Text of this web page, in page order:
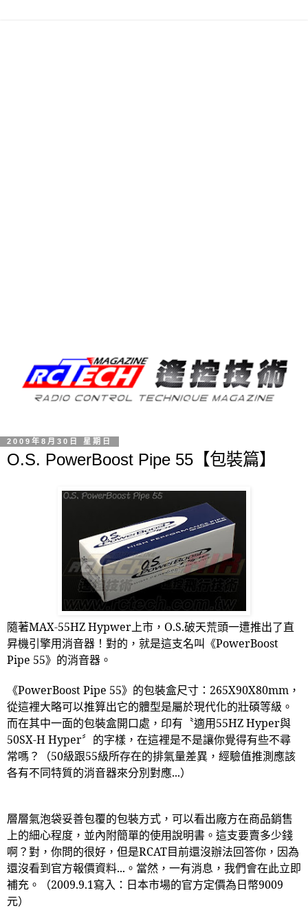
2009年8月30日 星期日
O.S. PowerBoost Pipe 55【包裝篇】
隨著MAX-55HZ Hypwer上市， O.S.破天荒頭一遭推出了直
昇機引擎用消音器！對的，就是這支名叫《PowerBoost
Pipe 55》的消音器。
《PowerBoost Pipe 55》的包裝盒尺寸： 265X90X80mm ，
從這裡大略可以推算出它的體型是屬於現代化的壯碩等級。
而在其中一面的包裝盒開口處，印有〝適用55HZ Hyper與
50SX-H Hyper〞的字樣，在這裡是不是讓你覺得有些不尋
常嗎？（50級跟55級所存在的排氣量差異，經驗值推測應該
各有不同特質的消音器來分別對應...）
層層氣泡袋妥善包覆的包裝方式，可以看出廠方在商品銷售
上的細心程度，並內附簡單的使用說明書。這支要賣多少錢
啊？對，你問的很好，但是RCAT目前還沒辦法回答你，因為
還沒看到官方報價資料... 。當然，一有消息，我們會在此立即
補充。（2009.9.1寫入：日本市場的官方定價為日幣9009
元）